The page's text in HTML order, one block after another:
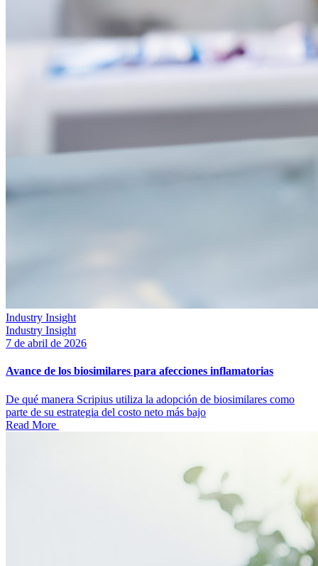
Industry Insight
Industry Insight
7 de abril de 2026
Avance de los biosimilares para afecciones inflamatorias
De qué manera Scripius utiliza la adopción de biosimilares como
parte de su estrategia del costo neto más bajo
Read More